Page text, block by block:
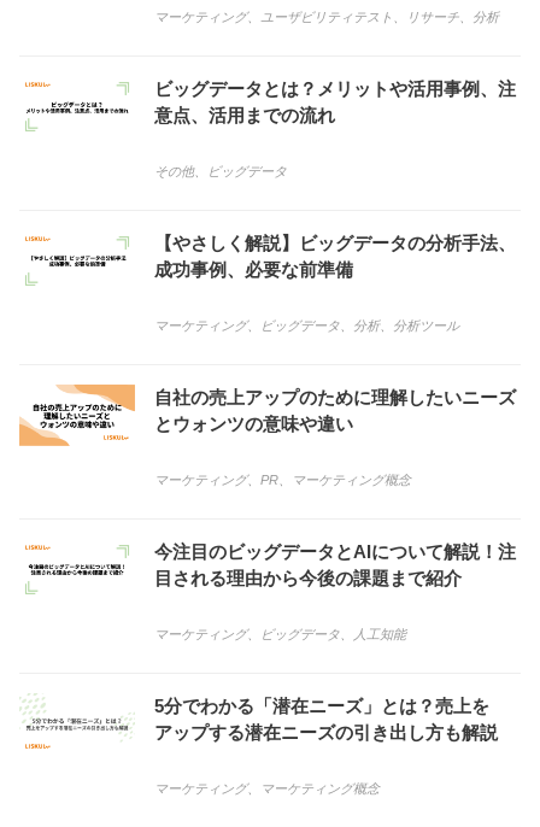
マーケティング、 ユーザビリティテスト リサーチ 分析
ビッグデータとは？メリットや活用事例、注
意点、活用までの流れ
その他、 ビッグデータ
【やさしく解説】ビッグデータの分析手法、
成功事例、必要な前準備
マーケティング、 ビッグデータ 分析、 分析ツール
自社の売上アップのために理解したいニーズ
とウォンツの意味や違い
マーケティング、 PR マーケティング概念
今注目のビッグデータとAIについて解説！注
目される理由から今後の課題まで紹介
マーケティング、 ビッグデータ 人工知能
5分でわかる「潜在ニーズ」とは？売上を
アップする潜在ニーズの引き出し方も解説
マーケティング、 マーケティング概念